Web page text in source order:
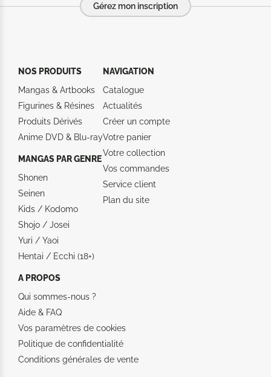
Gérez mon inscription
NOS PRODUITS
Mangas & Artbooks
Figurines & Résines
Produits Dérivés
Anime DVD & Blu‑ray
MANGAS PAR GENRE
Shonen
Seinen
Kids / Kodomo
Shojo / Josei
Yuri / Yaoi
Hentai / Ecchi (18+)
NAVIGATION
Catalogue
Actualités
Créer un compte
Votre panier
Votre collection
Vos commandes
Service client
Plan du site
A PROPOS
Qui sommes-nous ?
Aide & FAQ
Vos paramètres de cookies
Politique de confidentialité
Conditions générales de vente